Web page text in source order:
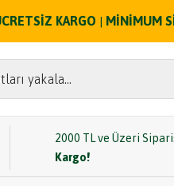
KARGO MİNİMUM
yakala...
2000 TL ve Üzeri
Kargo!